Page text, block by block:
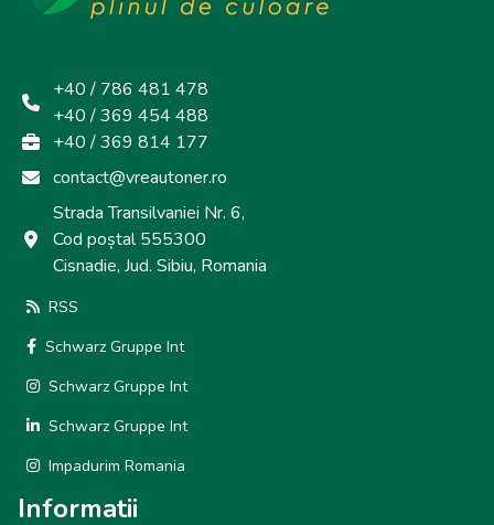
+40 / 786 481 478
+40 / 369 454 488
+40 / 369 814 177
contact@vreautoner.ro
Strada Transilvaniei Nr. 6,
Cod poștal 555300
Cisnadie, Jud. Sibiu, Romania
RSS
Schwarz Gruppe Int
Schwarz Gruppe Int
Schwarz Gruppe Int
Impadurim Romania
Informatii